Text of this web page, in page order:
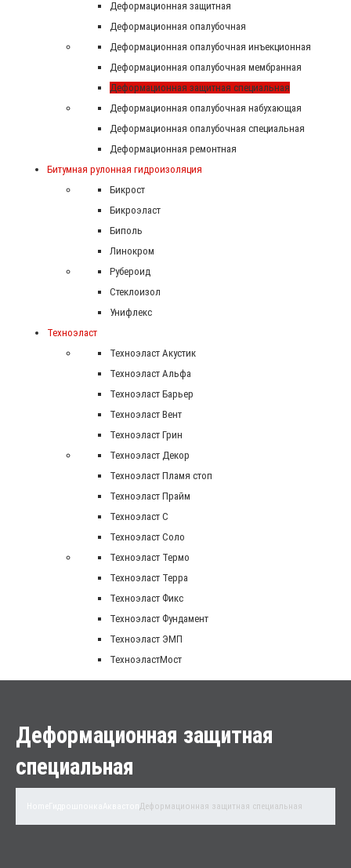
Деформационная защитная
Деформационная опалубочная
Деформационная опалубочная инъекционная
Деформационная опалубочная мембранная
Деформационная защитная специальная
Деформационная опалубочная набухающая
Деформационная опалубочная специальная
Деформационная ремонтная
Битумная рулонная гидроизоляция
Бикрост
Бикроэласт
Биполь
Линокром
Рубероид
Стеклоизол
Унифлекс
Техноэласт
Техноэласт Акустик
Техноэласт Альфа
Техноэласт Барьер
Техноэласт Вент
Техноэласт Грин
Техноэласт Декор
Техноэласт Пламя стоп
Техноэласт Прайм
Техноэласт С
Техноэласт Соло
Техноэласт Термо
Техноэласт Терра
Техноэласт Фикс
Техноэласт Фундамент
Техноэласт ЭМП
ТехноэластМост
Деформационная защитная
специальная
Деформационная защитная специальная